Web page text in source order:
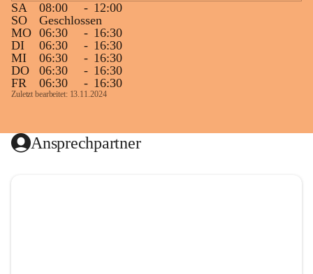
SA
08:00 - 12:00
SO
Geschlossen
MO 06:30 - 16:30
DI
06:30 - 16:30
MI
06:30 - 16:30
DO
06:30 - 16:30
FR
06:30 - 16:30
Zuletzt bearbeitet: 13.11.2024
Ansprechpartner